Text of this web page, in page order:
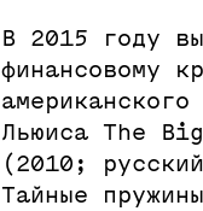
В 2015 году
финансовому
Льюиса The
(2010;
Тайные